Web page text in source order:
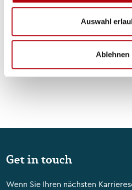
Auswahl
Ablehnen
Harvey
Simon
Blog Posts
Get in touch
Wenn Sie Ihren nächsten